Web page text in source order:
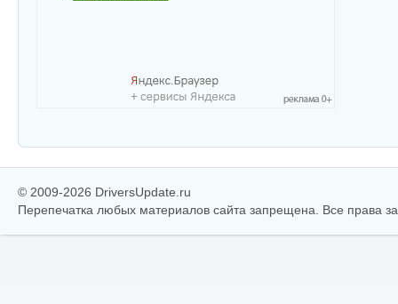
© 2009-2026 DriversUpdate.ru
Перепечатка любых материалов сайта запрещена. Все права